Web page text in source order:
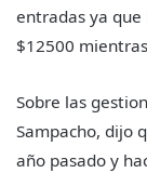
entradas ya
$12500
Sobre las
Sampacho, dijo
año pasado y